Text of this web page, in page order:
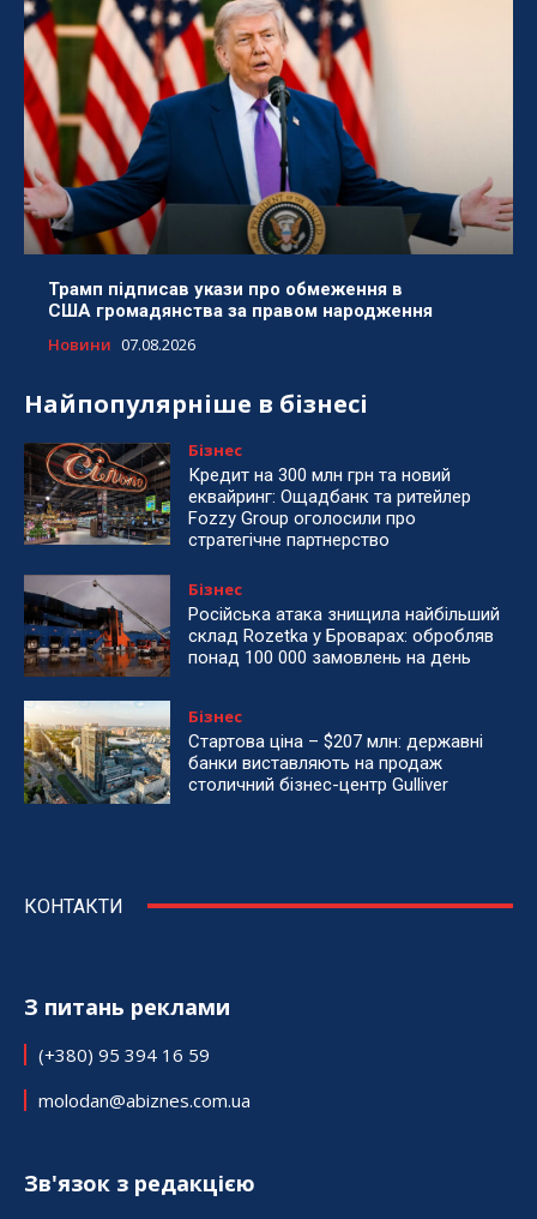
Трамп підписав укази про обмеження в
США громадянства за правом народження
Новини 07.08.2026
Найпопулярніше в бізнесі
Бізнес
Кредит на 300 млн грн та новий
еквайринг: Ощадбанк та ритейлер
Fozzy Group оголосили про
стратегічне партнерство
Бізнес
Російська атака знищила найбільший
склад Rozetka у Броварах: обробляв
понад 100 000 замовлень на день
Бізнес
Стартова ціна – $207 млн: державні
банки виставляють на продаж
столичний бізнес-центр Gulliver
КОНТАКТИ
З питань реклами
(+380) 95 394 16 59
molodan@abiznes.com.ua
Зв'язок з редакцією